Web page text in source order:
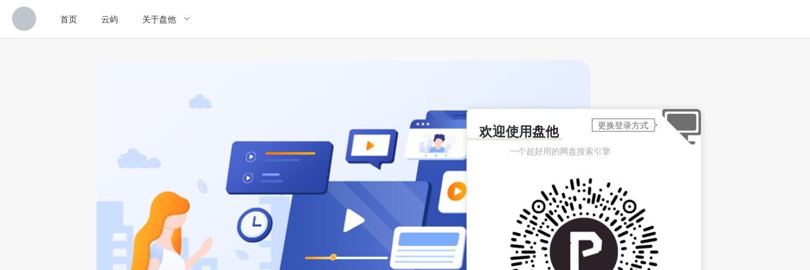
首页 云屿 关于盘他
欢迎使用盘他
一个超好用的网盘搜索引擎